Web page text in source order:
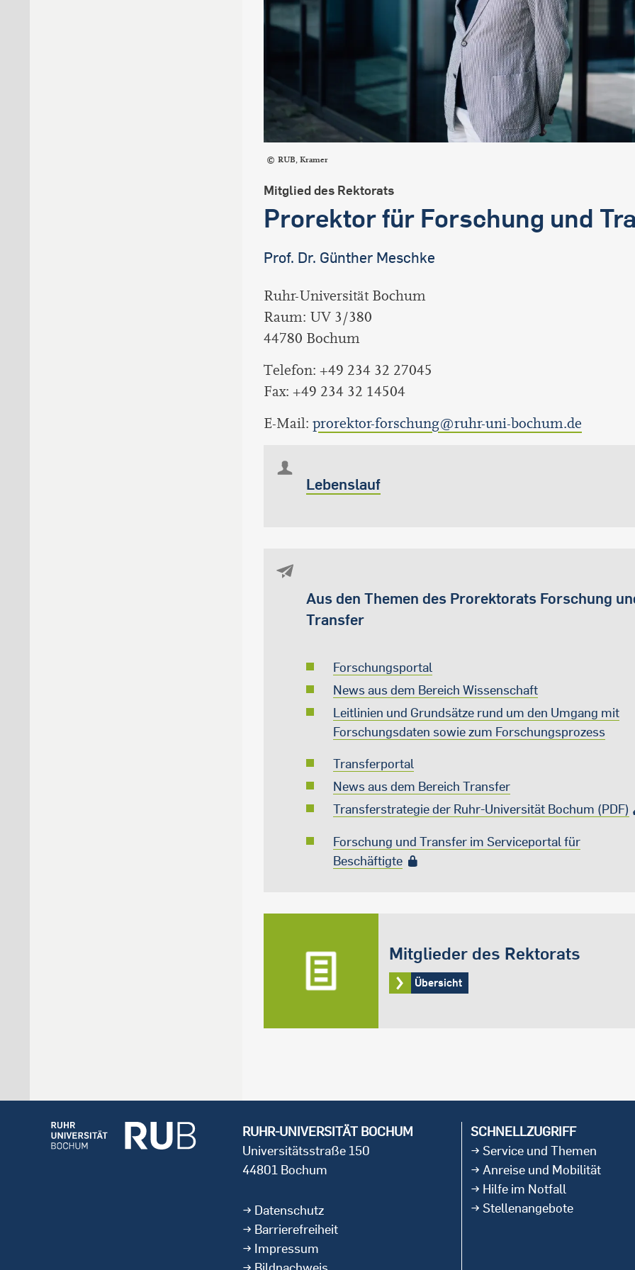
RUB, Kramer
Mitglied des Rektorats
Prorektor für Forschung und
Prof. Dr. Günther Meschke
Ruhr-Universität Bochum
Raum: UV 3/380
44780 Bochum
Telefon: +49 234 32 27045
Fax: +49 234 32 14504
E-Mail: prorektor-forschung@ruhr-uni-bochum.de
Lebenslauf
Aus den Themen des Prorektorats Forschung
Transfer
Forschungsportal
News aus dem Bereich Wissenschaft
Leitlinien und Grundsätze rund um den Umgang mit
Forschungsdaten sowie zum Forschungsprozess
Transferportal
News aus dem Bereich Transfer
Transferstrategie der Ruhr-Universität Bochum (PDF)
Forschung und Transfer im Serviceportal für
Beschäftigte
Mitglieder des Rektorats
Übersicht
RUHR-UNIVERSITÄT BOCHUM
Universitätsstraße 150
44801 Bochum
Datenschutz
Barrierefreiheit
Impressum
SCHNELLZUGRIFF
Service und Themen
Anreise und Mobilität
Hilfe im Notfall
Stellenangebote